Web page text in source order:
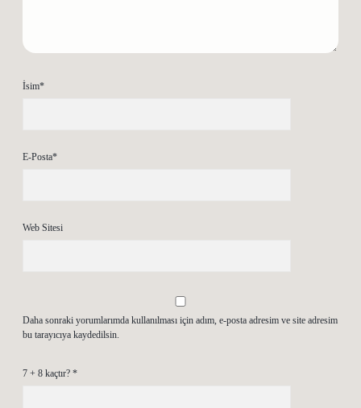
İsim*
E-Posta*
Web Sitesi
Daha sonraki yorumlarımda kullanılması için adım, e-posta adresim ve site adresim
bu tarayıcıya kaydedilsin.
7 + 8 kaçtır? *